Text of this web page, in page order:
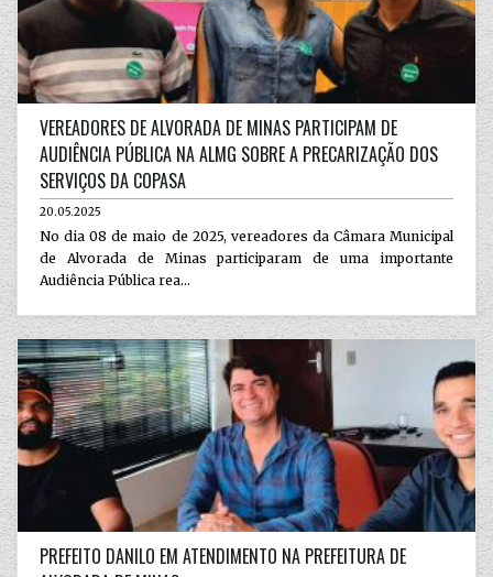
VEREADORES DE ALVORADA DE MINAS PARTICIPAM DE
AUDIÊNCIA PÚBLICA NA ALMG SOBRE A PRECARIZAÇÃO DOS
SERVIÇOS DA COPASA
20.05.2025
No dia 08 de maio de 2025, vereadores da Câmara Municipal
de Alvorada de Minas participaram de uma importante
Audiência Pública rea...
PREFEITO DANILO EM ATENDIMENTO NA PREFEITURA DE